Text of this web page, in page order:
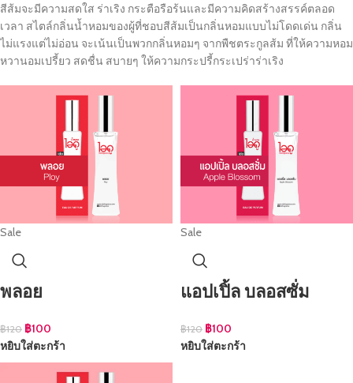
สีส้มจะมีความสดใส ร่าเริง กระตือรือร้นและมีความคิดสร้างสรรค์ตลอด
เวลา สไตล์กลิ่นน้ำหอมของผู้ที่ชอบสีส้มเป็นกลิ่นหอมแบบไม่โดดเด่น กลิ่น
ไม่แรงแต่ไม่อ่อน จะเน้นเป็นพวกกลิ่นหอมๆ จากพืชตระกูลส้ม ที่ให้ความหอม
หวานอมเปรี้ยว สดชื่น สบายๆ ให้ความกระปรี้กระเปร่าร่าเริง
Sale
พลอย
฿120 ฿100
หยิบใส่ตะกร้า
Sale
แอปเปิ้ล บลอสซั่ม
฿120 ฿100
หยิบใส่ตะกร้า